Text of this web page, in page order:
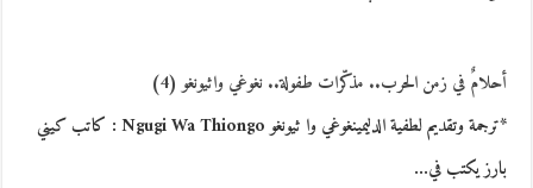
أحلامٌ في زمن الحرب.. مذكّرات طفولة.. نغوغي واثيونغو (4)
*ترجمة وتقديم لطفية الدليمينغوغي وا ثيونغو Ngugi Wa Thiongo : كاتب كيني
بارز يكتب في…